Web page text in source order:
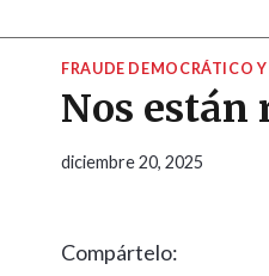
FRAUDE DEMOCRÁTICO
Nos están
diciembre 20, 2025
Compártelo: